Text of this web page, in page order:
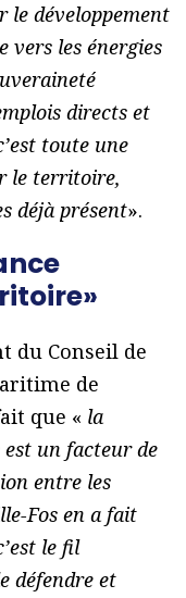
le développement
vers les énergies
directs et
toute une
le territoire,
déjà présent».
du Conseil de
de
que « la
un facteur de
entre les
Fos en a fait
le fil
défendre et